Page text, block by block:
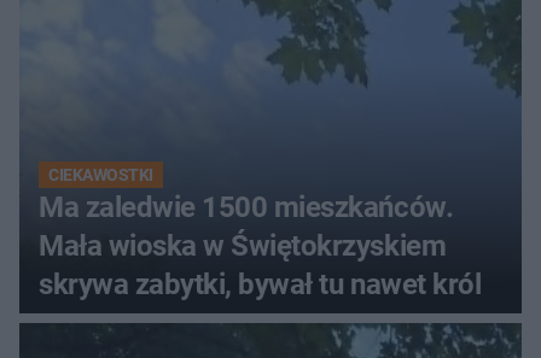
CIEKAWOSTKI
Ma zaledwie 1500 mieszkańców.
Mała wioska w Świętokrzyskiem
skrywa zabytki, bywał tu nawet król